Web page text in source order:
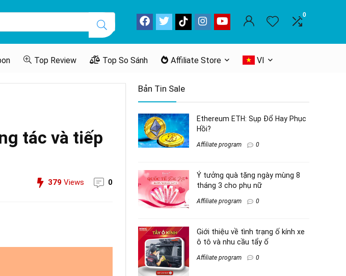
0
Top Review Top So Sánh Affiliate Store VI
tác và tiếp
379 Views 0
Bản Tin Sale
Ethereum ETH: Sụp Đổ Hay Phục
Hồi?
Affiliate program 0
Ý tưởng quà tặng ngày mùng 8
tháng 3 cho phụ nữ
Affiliate program 0
Giới thiệu về tình trạng ố kính xe
ô tô và nhu cầu tẩy ố
Affiliate program 0